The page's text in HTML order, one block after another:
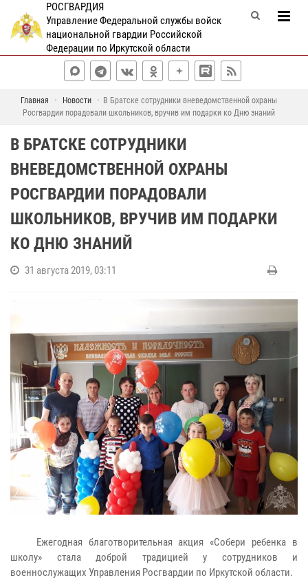
РОСГВАРДИЯ
Управление Федеральной службы войск
национальной гвардии Российской
Федерации по Иркутской области
Главная Новости
В Братске сотрудники вневедомственной охраны
Росгвардии порадовали школьников, вручив им подарки ко Дню знаний
В БРАТСКЕ СОТРУДНИКИ
ВНЕВЕДОМСТВЕННОЙ ОХРАНЫ
РОСГВАРДИИ ПОРАДОВАЛИ
ШКОЛЬНИКОВ, ВРУЧИВ ИМ ПОДАРКИ
КО ДНЮ ЗНАНИЙ
31 августа 2019, 03:11
Ежегодная благотворительная акция «Собери ребенка в
школу» стала доброй традицией у сотрудников и
военнослужащих Управления Росгвардии по Иркутской области.